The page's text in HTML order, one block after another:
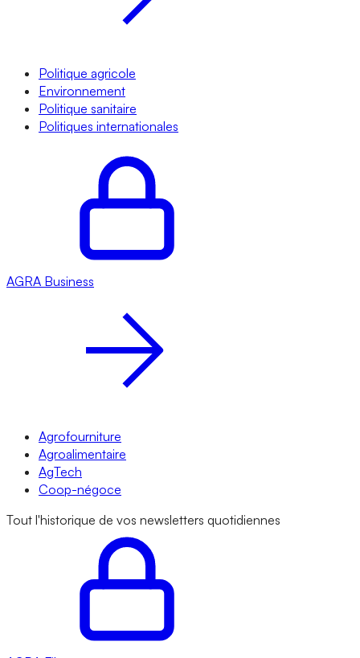
Politique agricole
Environnement
Politique sanitaire
Politiques internationales
AGRA Business
Agrofourniture
Agroalimentaire
AgTech
Coop-négoce
Tout l'historique de vos newsletters quotidiennes